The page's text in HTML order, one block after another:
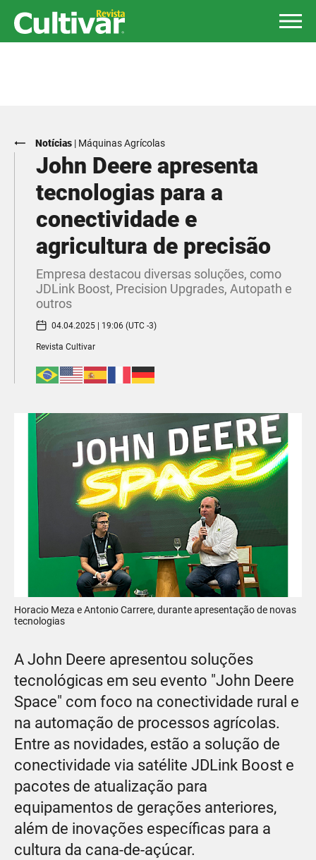
Notícias | Máquinas Agrícolas
John Deere apresenta
tecnologias para a
conectividade e
agricultura de precisão
Empresa destacou diversas soluções, como
JDLink Boost, Precision Upgrades, Autopath e
outros
04.04.2025 | 19:06 (UTC -3)
Revista Cultivar
Horacio Meza e Antonio Carrere, durante apresentação de novas
tecnologias
A John Deere apresentou soluções
tecnológicas em seu evento "John Deere
Space" com foco na conectividade rural e
na automação de processos agrícolas.
Entre as novidades, estão a solução de
conectividade via satélite JDLink Boost e
pacotes de atualização para
equipamentos de gerações anteriores,
além de inovações específicas para a
cultura da cana-de-açúcar.